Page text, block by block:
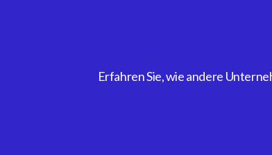
Erfahren Sie, wie andere